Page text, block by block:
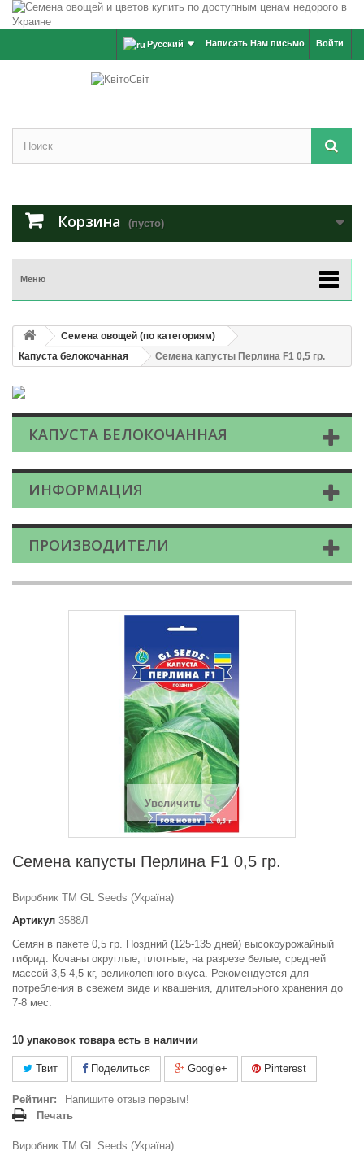
Войти
Написать Нам письмо
Русский
Корзина (пусто)
Меню
Семена овощей (по категориям)
Капуста белокочанная
Семена капусты Перлина F1 0,5 гр.
КАПУСТА БЕЛОКОЧАННАЯ
ИНФОРМАЦИЯ
ПРОИЗВОДИТЕЛИ
Увеличить
Семена капусты Перлина F1 0,5 гр.
Виробник ТМ GL Seeds (Україна)
Артикул 3588Л
Семян в пакете 0,5 гр. Поздний (125-135 дней) высокоурожайный
гибрид. Кочаны округлые, плотные, на разрезе белые, средней
массой 3,5-4,5 кг, великолепного вкуса. Рекомендуется для
потребления в свежем виде и квашения, длительного хранения до
7-8 мес.
10 упаковок товара есть в наличии
Твит Поделиться Google+ Pinterest
Рейтинг:
Напишите отзыв первым!
Печать
Виробник ТМ GL Seeds (Україна)